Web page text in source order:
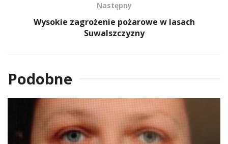
Następny
Wysokie zagrożenie pożarowe w lasach
Suwalszczyzny
Podobne